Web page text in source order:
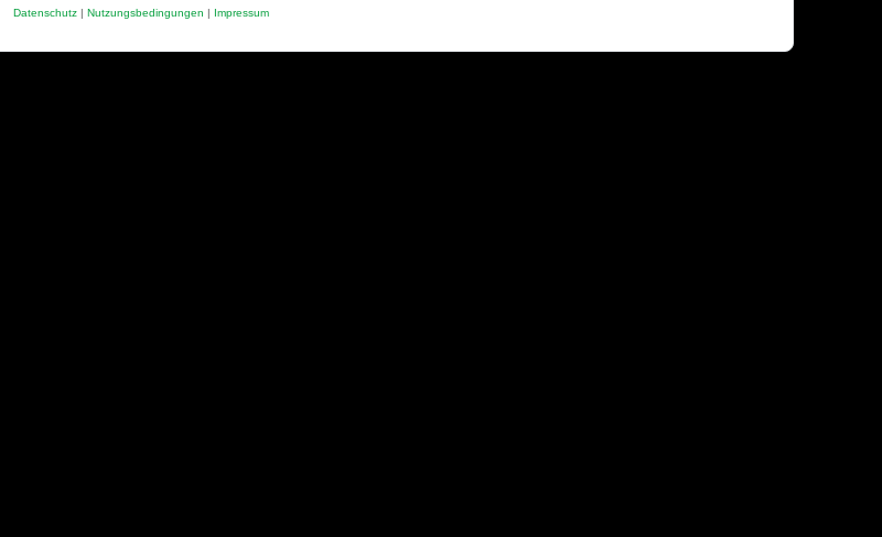
Datenschutz | Nutzungsbedingungen | Impressum